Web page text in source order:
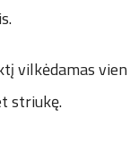
vilkėdamas
striukę.